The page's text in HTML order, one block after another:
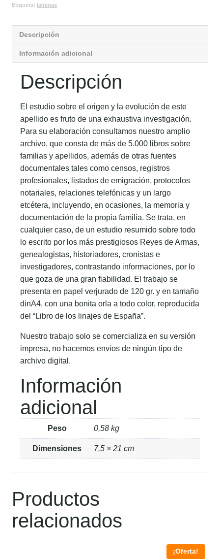
Etiqueta: laminas
Descripción
Información adicional
Descripción
El estudio sobre el origen y la evolución de este
apellido es fruto de una exhaustiva investigación.
Para su elaboración consultamos nuestro amplio
archivo, que consta de más de 5.000 libros sobre
familias y apellidos, además de otras fuentes
documentales tales como censos, registros
profesionales, listados de emigración, protocolos
notariales, relaciones telefónicas y un largo
etcétera, incluyendo, en ocasiones, la memoria y
documentación de la propia familia. Se trata, en
cualquier caso, de un estudio resumido sobre todo
lo escrito por los más prestigiosos Reyes de Armas,
genealogistas, historiadores, cronistas e
investigadores, contrastando informaciones, por lo
que goza de una gran fiabilidad. El trabajo se
presenta en papel verjurado de 120 gr. y en tamaño
dinA4, con una bonita orla a todo color, reproducida
del “Libro de los linajes de España”.
Nuestro trabajo solo se comercializa en su versión
impresa, no hacemos envíos de ningún tipo de
archivo digital.
Información
adicional
Peso 0,58 kg
Dimensiones 7,5 × 21 cm
Productos
relacionados
¡Oferta!